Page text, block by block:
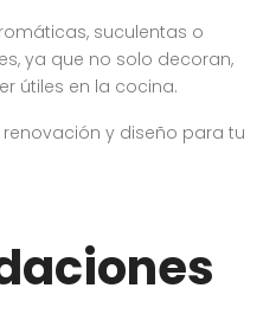
suculentas o
ya que no solo decoran,
útiles en la cocina.
y diseño para tu